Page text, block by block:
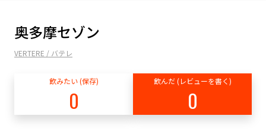
奥多摩セゾン
VERTERE / バテレ
飲みたい (保存)
0
飲んだ (レビューを書く)
0